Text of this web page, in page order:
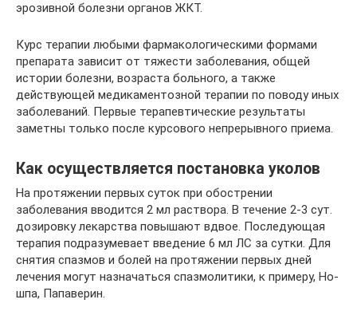
эрозивной болезни органов ЖКТ.
Курс терапии любыми фармакологическими формами
препарата зависит от тяжести заболевания, общей
истории болезни, возраста больного, а также
действующей медикаментозной терапии по поводу иных
заболеваний. Первые терапевтические результаты
заметны только после курсового непрерывного приема.
Как осуществляется постановка уколов
На протяжении первых суток при обострении
заболевания вводится 2 мл раствора. В течение 2-3 сут.
дозировку лекарства повышают вдвое. Последующая
терапия подразумевает введение 6 мл ЛС за сутки. Для
снятия спазмов и болей на протяжении первых дней
лечения могут назначаться спазмолитики, к примеру, Но-
шпа, Папаверин.